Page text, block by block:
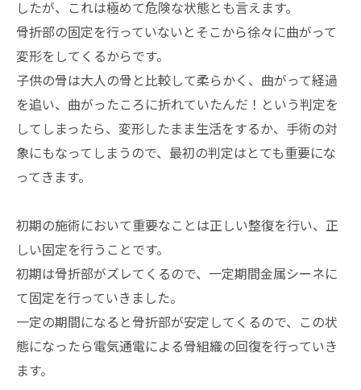
したが、これは極めて危険な状態とも言えます。
骨折部の固定を行っていないとそこから徐々に曲がって
変形をしてくるからです。
子供の骨は大人の骨と比較して柔らかく、曲がって経過
を追い、曲がったころに折れていたんだ！という判定を
してしまったら、変形したまま生活をするか、手術の対
象にもなってしまうので、最初の判定はとても重要にな
ってきます。
初期の施術において重要なことは正しい整復を行い、正
しい固定を行うことです。
初期は骨折部がズレてくるので、一定期間金属シーネに
て固定を行っていきました。
一定の期間になると骨折部が安定してくるので、この状
態になったら電気通電による骨組織の回復を行っていき
ます。